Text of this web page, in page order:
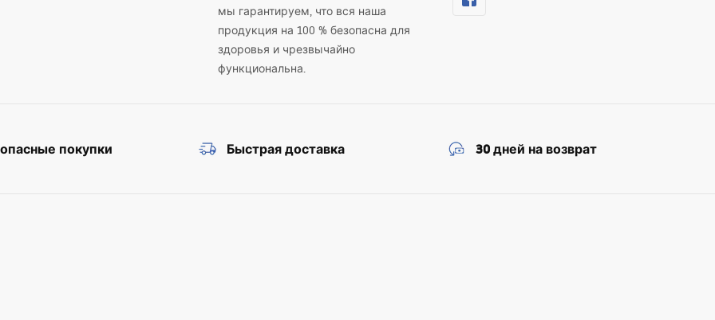
«стеклянная раковина», которые идеально подойдут в качестве стеклянной мойки для ванной в премиальных проектах. Если вы хотите
стеклянные раковины, доступные в магазине Łazienka Rea!
мы гарантируем, что вся наша
продукция на 100 % безопасна для
здоровья и чрезвычайно
функциональна.
покупки Быстрая доставка 30 дней на возврат